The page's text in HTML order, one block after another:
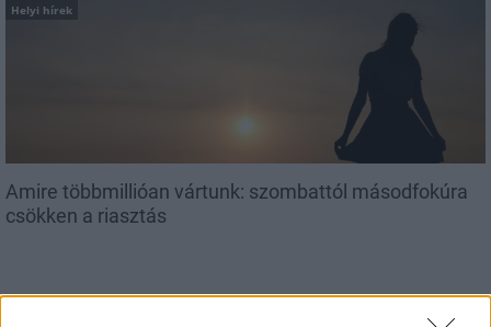
Helyi hírek
Amire többmillióan vártunk: szombattól másodfokúra
csökken a riasztás